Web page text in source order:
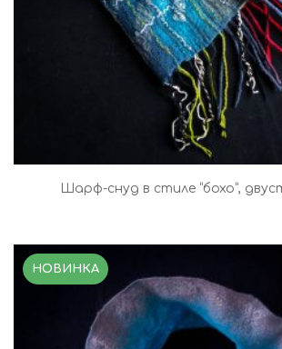
Шарф-снуд в стиле “бохо”,
НОВИНКА